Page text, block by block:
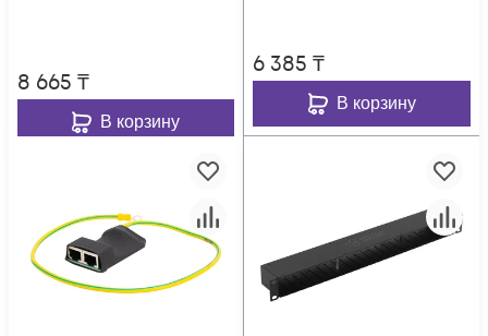
8 665 ₸
В корзину
6 385 ₸
В корзину